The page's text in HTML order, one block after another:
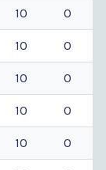
10 0
10 0
10 0
10 0
10 0